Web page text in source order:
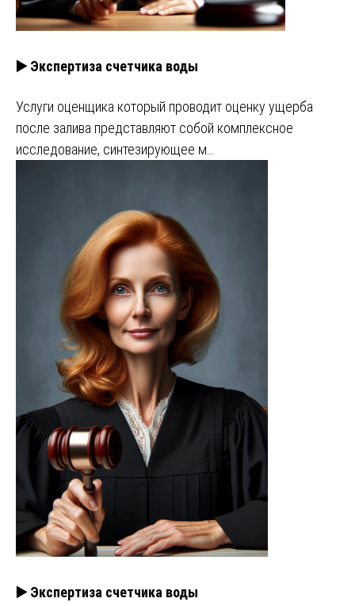
▶️ Экспертиза счетчика воды
Услуги оценщика который проводит оценку ущерба
после залива представляют собой комплексное
исследование, синтезирующее м…
▶️ Экспертиза счетчика воды